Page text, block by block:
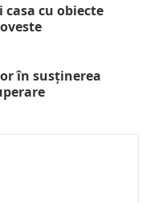
casa cu obiecte
în susținerea